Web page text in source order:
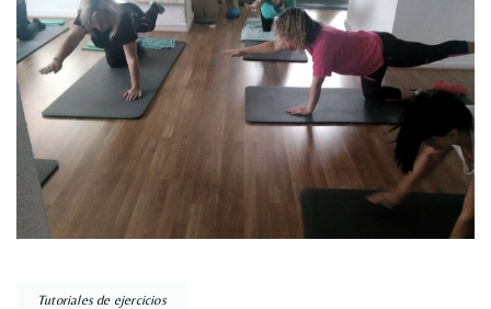
Tutoriales de ejercicios